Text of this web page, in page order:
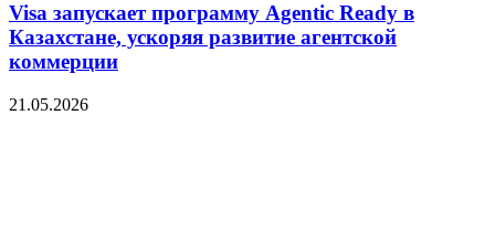
Visa запускает программу Agentic Ready в
Казахстане, ускоряя развитие агентской
коммерции
21.05.2026